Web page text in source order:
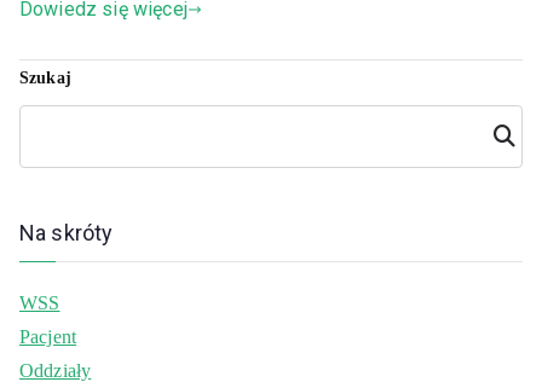
Dowiedz się więcej
Szukaj
Szuka
j
Na skróty
WSS
Pacjent
Oddziały